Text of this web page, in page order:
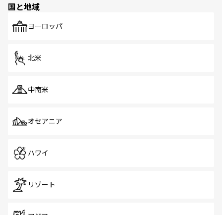
で、ホーカーズは地元の風情を楽しめる外せないスポット
国と地域
ヨーロッパ
北米
中南米
オセアニア
ハワイ
リゾート